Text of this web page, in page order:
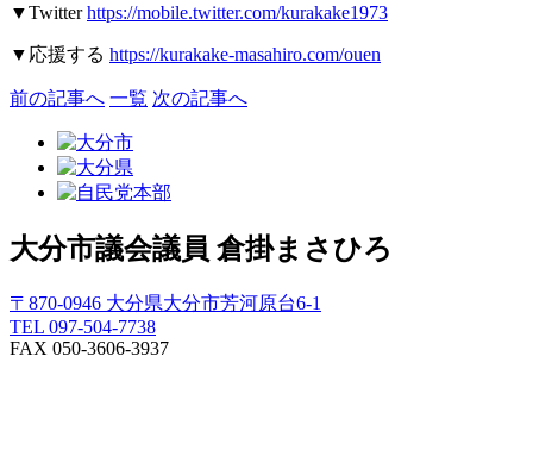
▼Twitter https://mobile.twitter.com/kurakake1973
▼ 応援する https://kurakake-masahiro.com/ouen
前の記事へ 一覧 次の記事へ
大分市議会議員 倉掛まさひろ
〒870-0946 大分県大分市芳河原台6-1
TEL 097-504-7738
FAX 050-3606-3937